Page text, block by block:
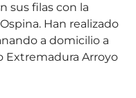
sus filas con la
Han realizado
a domicilio a
Extremadura Arroyo